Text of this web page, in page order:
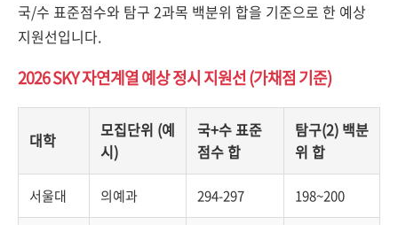
국/수 표준점수와 탐구 2과목 백분위 합을 기준으로 한 예상
지원선입니다.
2026 SKY 자연계열 예상 정시 지원선 (가채점 기준)
대학
모집단위 (예
시)
국+수 표준
점수 합
탐구(2) 백분
위 합
서울대 의예과 294-297 198~200